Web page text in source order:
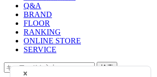
Q&A
BRAND
FLOOR
RANKING
ONLINE STORE
SERVICE
検索